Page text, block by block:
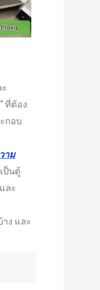
ที่ต้อง
กอบ
าม
ป็นตู้
ละ
ง และ